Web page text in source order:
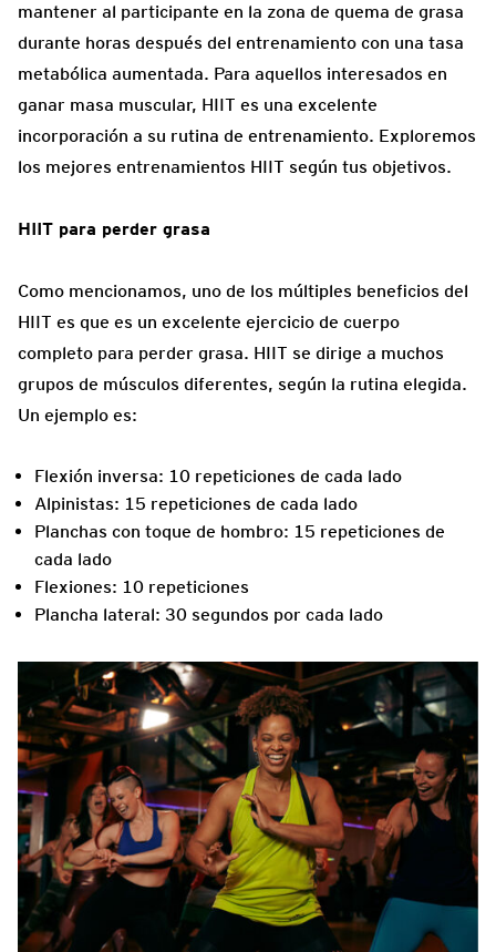
mantener al participante en la zona de quema de grasa
durante horas después del entrenamiento con una tasa
metabólica aumentada. Para aquellos interesados en
ganar masa muscular, HIIT es una excelente
incorporación a su rutina de entrenamiento. Exploremos
los mejores entrenamientos HIIT según tus objetivos.
HIIT para perder grasa
Como mencionamos, uno de los múltiples beneficios del
HIIT es que es un excelente ejercicio de cuerpo
completo para perder grasa. HIIT se dirige a muchos
grupos de músculos diferentes, según la rutina elegida.
Un ejemplo es:
Flexión inversa: 10 repeticiones de cada lado
Alpinistas: 15 repeticiones de cada lado
Planchas con toque de hombro: 15 repeticiones de
cada lado
Flexiones: 10 repeticiones
Plancha lateral: 30 segundos por cada lado